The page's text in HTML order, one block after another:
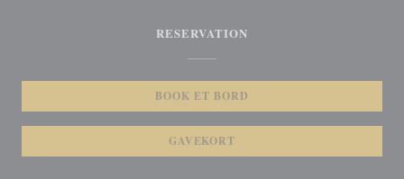
RESERVATION
BOOK ET BORD
GAVEKORT